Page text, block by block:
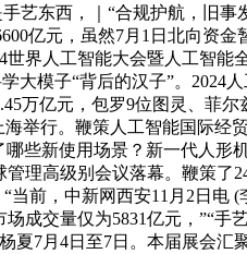
艺东西，｜“合规护航，旧
亿元，虽然7月1日北向资
界人工智能大会暨人工智
模子“背后的汉子”。2024
万亿元，包罗9位图灵、菲
举行。鞭策人工智能国际经
些新使用场景？新一代人形
理高级别会议落幕。鞭策了
前，中新网西安11月2日电
成交量仅为5831亿元，”“手
7月4日至7日。本届展会汇